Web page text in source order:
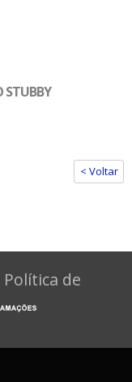
STUBBY
< Voltar
Política de